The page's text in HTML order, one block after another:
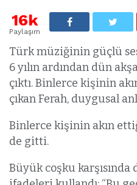
16k
Paylaşım
Türk müziğinin güçlü
6 yılın ardından dün
çıktı. Binlerce kişinin
çıkan Ferah, duygusal
Binlerce kişinin akın
de gitti.
Büyük coşku